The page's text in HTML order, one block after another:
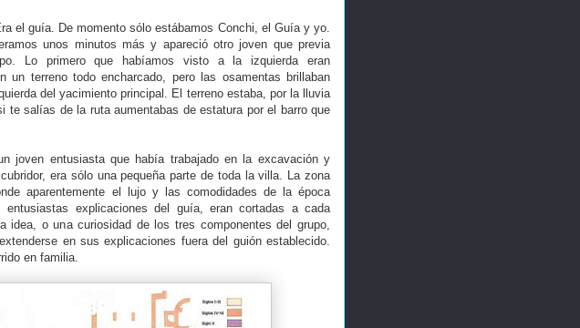
el guía. De momento sólo estábamos Conchi, el Guía y yo.
unos minutos más y apareció otro joven que previa
Lo primero que habíamos visto a la izquierda eran
un terreno todo encharcado, pero las osamentas brillaban
del yacimiento principal. El terreno estaba, por la lluvia
te salías de la ruta aumentabas de estatura por el barro que
joven entusiasta que había trabajado en la excavación y
era sólo una pequeña parte de toda la villa. La zona
aparentemente el lujo y las comodidades de la época
entusiastas explicaciones del guía, eran cortadas a cada
idea, o una curiosidad de los tres componentes del grupo,
en sus explicaciones fuera del guión establecido.
en familia.